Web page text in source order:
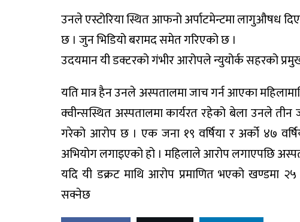
उनले एस्टोरिया स्थित आफनो अर्पाटमेन्टमा लागुऔषध
छ । जुन भिडियो बरामद समेत गरिएको छ ।
उदयमान यी डक्टरको गंभीर आरोपले न्युयोर्क सहरको
यति मात्र हैन उनले अस्पतालमा जाच गर्न आएका
क्वीन्सस्थित अस्पतालमा कार्यरत रहेको बेला उनले
गरेको आरोप छ । एक जना १९ वर्षिया र अर्को ४७
अभियोग लगाइएको हो । महिलाले आरोप लगाएपछि
यदि यी डक्रट माथि आरोप प्रमाणित भएको खण्डमा
सक्नेछ